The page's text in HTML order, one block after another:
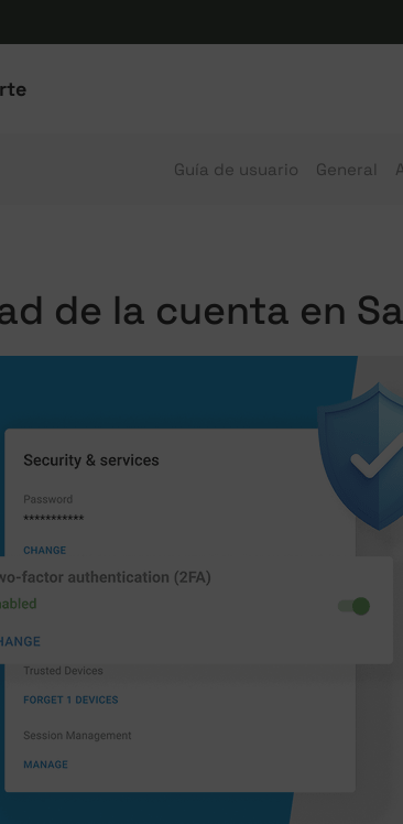
Guía de usuario General
de la cuenta en